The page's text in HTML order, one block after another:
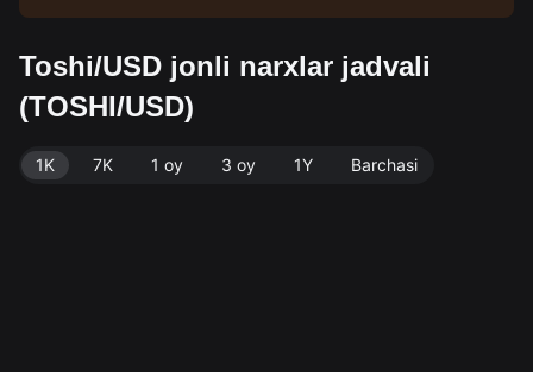
kapitallashuvi $44,339,616.26 bo'lib, muomaladagi mi
qdori 420.67B TOSHI. Ma'lumotlar manbai: Bitget birja
si. Oxirgi yangilanish: 2026-08-09 06:53:53.
Toshi/USD jonli narxlar jadvali
(TOSHI/USD)
1K 7K 1 oy 3 oy 1Y Barchasi